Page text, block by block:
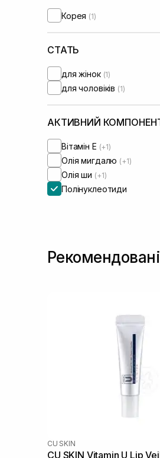
Корея (1)
СТАТЬ
для жінок (1)
для чоловіків (1)
АКТИВНИЙ
Вітамін Е (+1)
Олія мигдалю (+1)
Олія ши (+1)
Полінуклеотиди
CU SKIN
CU SKIN Vitamin U Lip